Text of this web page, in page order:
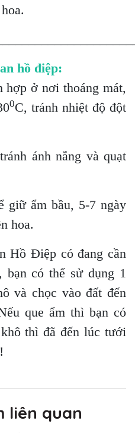
hồ điệp:
hợp ở nơi thoáng mát,
0C, tránh nhiệt độ đột
ánh nắng và quạt
giữ ẩm bầu, 5-7 ngày
hoa.
Hồ Điệp có đang cần
bạn có thể sử dụng 1
và chọc vào đất đến
que ẩm thì bạn có
thì đã đến lúc tưới
liên quan